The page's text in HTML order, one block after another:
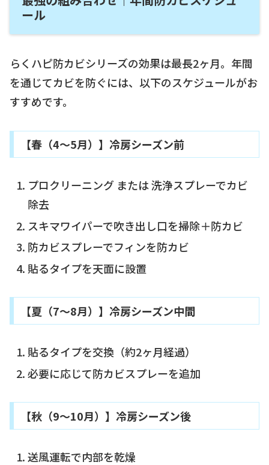
ール
らくハピ防カビシリーズの効果は最長2ヶ月。年間
を通じてカビを防ぐには、以下のスケジュールがお
すすめです。
【春（4〜5月）】冷房シーズン前
プロクリーニング または 洗浄スプレーでカビ
除去
スキマワイパーで吹き出し口を掃除＋防カビ
防カビスプレーでフィンを防カビ
貼るタイプを天面に設置
【夏（7〜8月）】冷房シーズン中間
貼るタイプを交換（約2ヶ月経過）
必要に応じて防カビスプレーを追加
【秋（9〜10月）】冷房シーズン後
送風運転で内部を乾燥